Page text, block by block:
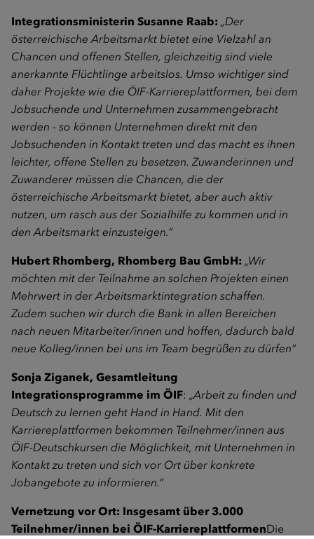
Integrationsministerin Susanne Raab: „Der
österreichische Arbeitsmarkt bietet eine Vielzahl an
Chancen und offenen Stellen, gleichzeitig sind viele
anerkannte Flüchtlinge arbeitslos. Umso wichtiger sind
daher Projekte wie die ÖIF-Karriereplattformen, bei dem
Jobsuchende und Unternehmen zusammengebracht
werden - so können Unternehmen direkt mit den
Jobsuchenden in Kontakt treten und das macht es ihnen
leichter, offene Stellen zu besetzen. Zuwanderinnen und
Zuwanderer müssen die Chancen, die der
österreichische Arbeitsmarkt bietet, aber auch aktiv
nutzen, um rasch aus der Sozialhilfe zu kommen und in
den Arbeitsmarkt einzusteigen.“
Hubert Rhomberg, Rhomberg Bau GmbH: „Wir
möchten mit der Teilnahme an solchen Projekten einen
Mehrwert in der Arbeitsmarktintegration schaffen.
Zudem suchen wir durch die Bank in allen Bereichen
nach neuen Mitarbeiter/innen und hoffen, dadurch bald
neue Kolleg/innen bei uns im Team begrüßen zu dürfen“
Sonja Ziganek, Gesamtleitung
Integrationsprogramme im ÖIF: „Arbeit zu finden und
Deutsch zu lernen geht Hand in Hand. Mit den
Karriereplattformen bekommen Teilnehmer/innen aus
ÖIF-Deutschkursen die Möglichkeit, mit Unternehmen in
Kontakt zu treten und sich vor Ort über konkrete
Jobangebote zu informieren.“
Vernetzung vor Ort: Insgesamt über 3.000
Teilnehmer/innen bei ÖIF-KarriereplattformenDie